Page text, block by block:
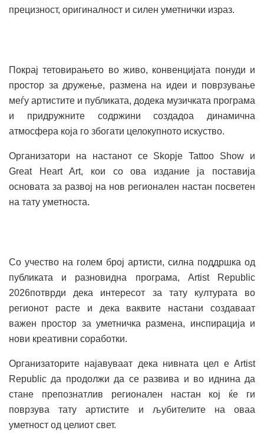
прецизност, оригиналност и силен уметнички израз.
Покрај тетовирањето во живо, конвенцијата понуди и
простор за дружење, размена на идеи и поврзување
меѓу артистите и публиката, додека музичката програма
и придружните содржини создадоа динамична
атмосфера која го збогати целокупното искуство.
Организатори на настанот се Skopje Tattoo Show и
Great Heart Art, кои со ова издание ја поставија
основата за развој на нов регионален настан посветен
на тату уметноста.
Со учество на голем број артисти, силна поддршка од
публиката и разновидна програма, Artist Republic
2026потврди дека интересот за тату културата во
регионот расте и дека ваквите настани создаваат
важен простор за уметничка размена, инспирација и
нови креативни соработки.
Организаторите најавуваат дека нивната цел е Artist
Republic да продолжи да се развива и во иднина да
стане препознатлив регионален настан кој ќе ги
поврзува тату артистите и љубителите на оваа
уметност од целиот свет.